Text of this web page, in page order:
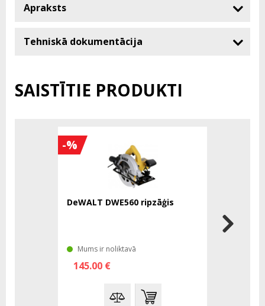
Apraksts
Tehniskā dokumentācija
SAISTĪTIE PRODUKTI
-%
DeWALT DWE560 ripzāģis
Mums ir noliktavā
145.00 €